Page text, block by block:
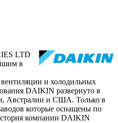
LTD
в
и холодильных
DAIKIN развернуто в
Австралии и США. Только в
которые оснащены по
компании DAIKIN